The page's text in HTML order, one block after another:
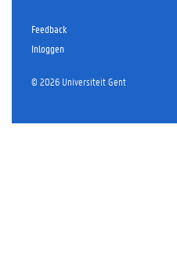
Feedback
Inloggen
© 2026 Universiteit Gent